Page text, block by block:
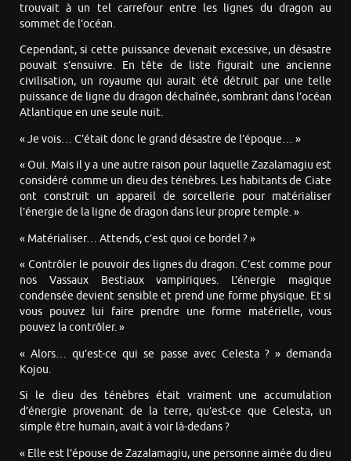
trouvait à un tel carrefour entre les lignes du dragon au
sommet de l’océan.
Cependant, si cette puissance devenait excessive, un désastre
pouvait s’ensuivre. En tête de liste figurait une ancienne
civilisation, un royaume qui aurait été détruit par une telle
puissance de ligne du dragon déchaînée, sombrant dans l’océan
Atlantique en une seule nuit.
« Je vois… C’était donc le grand désastre de l’époque… »
« Oui. Mais il y a une autre raison pour laquelle Zazalamagiu est
considéré comme un dieu des ténèbres. Les habitants de Ciate
ont construit un appareil de sorcellerie pour matérialiser
l’énergie de la ligne de dragon dans leur propre temple. »
« Matérialiser… Attends, c’est quoi ce bordel ? »
« Contrôler le pouvoir des lignes du dragon. C’est comme pour
nos Vassaux Bestiaux vampiriques. L’énergie magique
condensée devient sensible et prend une forme physique. Et si
vous pouvez lui faire prendre une forme matérielle, vous
pouvez la contrôler. »
« Alors… qu’est-ce qui se passe avec Celesta ? » demanda
Kojou.
Si le dieu des ténèbres était vraiment une accumulation
d’énergie provenant de la terre, qu’est-ce que Celesta, un
simple être humain, avait à voir là-dedans ?
« Elle est l’épouse de Zazalamagiu, une personne aimée du dieu